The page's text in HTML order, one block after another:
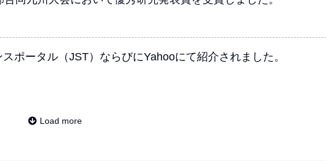
ポータル（JST）ならびにYahooにて紹介されました。
Load more